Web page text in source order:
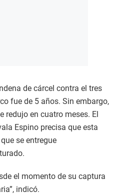
de cárcel contra el tres
fue de 5 años. Sin embargo,
redujo en cuatro meses. El
Espino precisa que esta
se entregue
el momento de su captura
indicó.